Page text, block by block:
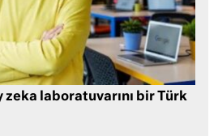
zeka laboratuvarını bir Türk